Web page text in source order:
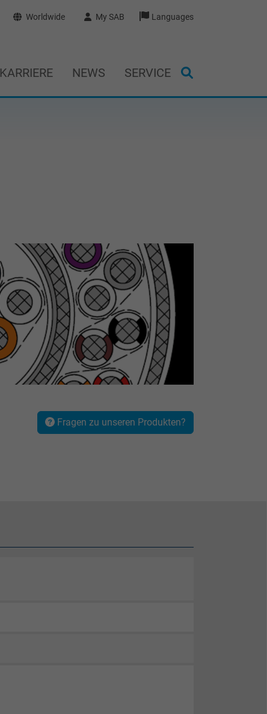
Worldwide My SAB Languages
KARRIERE NEWS SERVICE
Fragen zu unseren Produkten?